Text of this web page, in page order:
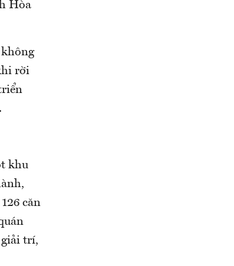
Hòa
không
rời
khu
căn
giải trí,